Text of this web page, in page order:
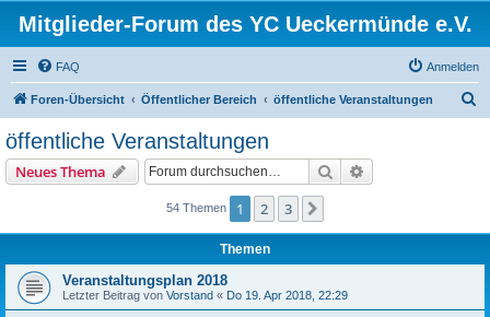
Mitglieder-Forum des YC Ueckermünde e.V.
FAQ Anmelden
Foren-Übersicht Öffentlicher Bereich öffentliche Veranstaltungen
öffentliche Veranstaltungen
Neues Thema Suche
54 Themen 1 2 3
Themen
Veranstaltungsplan 2018
Letzter Beitrag von Vorstand « Do 19. Apr 2018, 22:29